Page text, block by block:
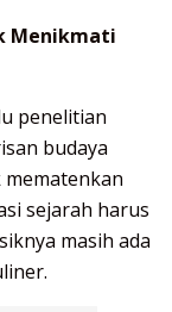
Menikmati
penelitian
budaya
sejarah harus
masih ada